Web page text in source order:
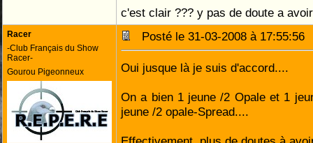
c'est clair ??? y pas de doute a
Racer
-Club Français du Show
Racer-
Gourou Pigeonneux
Posté le 31-03-2008 à
Oui jusque là je suis d'accord....
On a bien 1 jeune /2 Opale et 1
jeune /2 opale-Spread....